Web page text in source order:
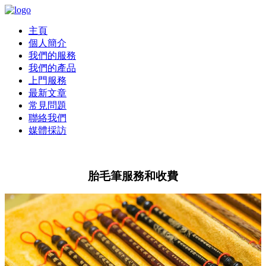
主頁
個人簡介
我們的服務
我們的產品
上門服務
最新文章
常見問題
聯絡我們
媒體採訪
胎毛筆服務和收費